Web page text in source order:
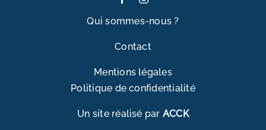
Qui sommes-nous ?
Contact
Mentions légales
Politique de confidentialité
Un site réalisé par ACCK